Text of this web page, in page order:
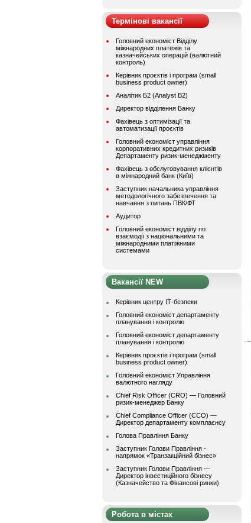
Термінові вакансії
Головний економіст Відділу
міжнародних платежів та
казначейських операцій (валютний
контроль)
Керівник проєктів і програм (small
business product owner)
Аналітик Б2 (Analyst B2)
Директор відділення Банку
Фахівець з оптимізації та
автоматизації проєктів
Головний економіст управління
корпоративних кредитних ризиків
Департаменту ризик-менеджменту
Фахівець з обслуговування клієнтів
в міжнародний банк (Київ)
Заступник начальника управління
методологічного забезпечення та
навчання з питань ПВК/ФТ
Аудитор
Головний економіст відділу по
взаємодії з національними та
міжнародними платіжними
системами
Вакансії NEW
Керівник центру ІТ-безпеки
Головний економіст департаменту
планування і контролю
Головний економіст департаменту
планування і контролю
Керівник проєктів і програм (small
business product owner)
Головний економіст Управління
валютного нагляду
Chief Risk Officer (CRO) — Головний
ризик-менеджер Банку
Chief Compliance Officer (CCO) —
Директор департаменту комплаєнсу
Голова Правління Банку
Заступник Голови Правління -
напрямок «Транзакційний бізнес»
Заступник Голови Правління —
Директор інвестиційного бізнесу
(Казначейство та Фінансові ринки)
Робота в містах